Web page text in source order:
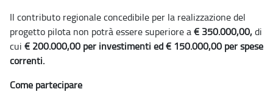
Il contributo regionale concedibile per la realizzazione del
progetto pilota non potrà essere superiore a€ 350.000,00,di
cui € 200.000,00 per investimenti ed € 150.000,00 per spese
correnti.
Come partecipare